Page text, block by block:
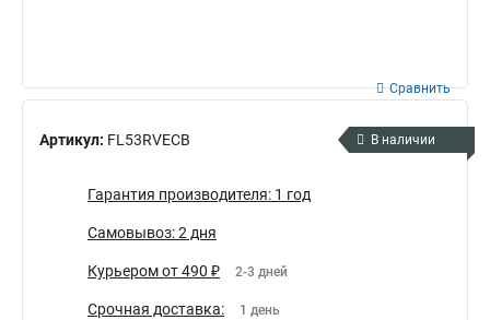
Артикул: FL53RVECB
Сравнить
В наличии
Гарантия производителя: 1 год
Самовывоз: 2 дня
Курьером от 490 ₽ 2-3 дней
Срочная доставка: 1 день